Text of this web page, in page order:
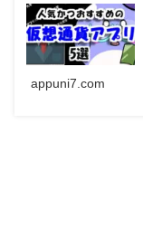
appuni7.com